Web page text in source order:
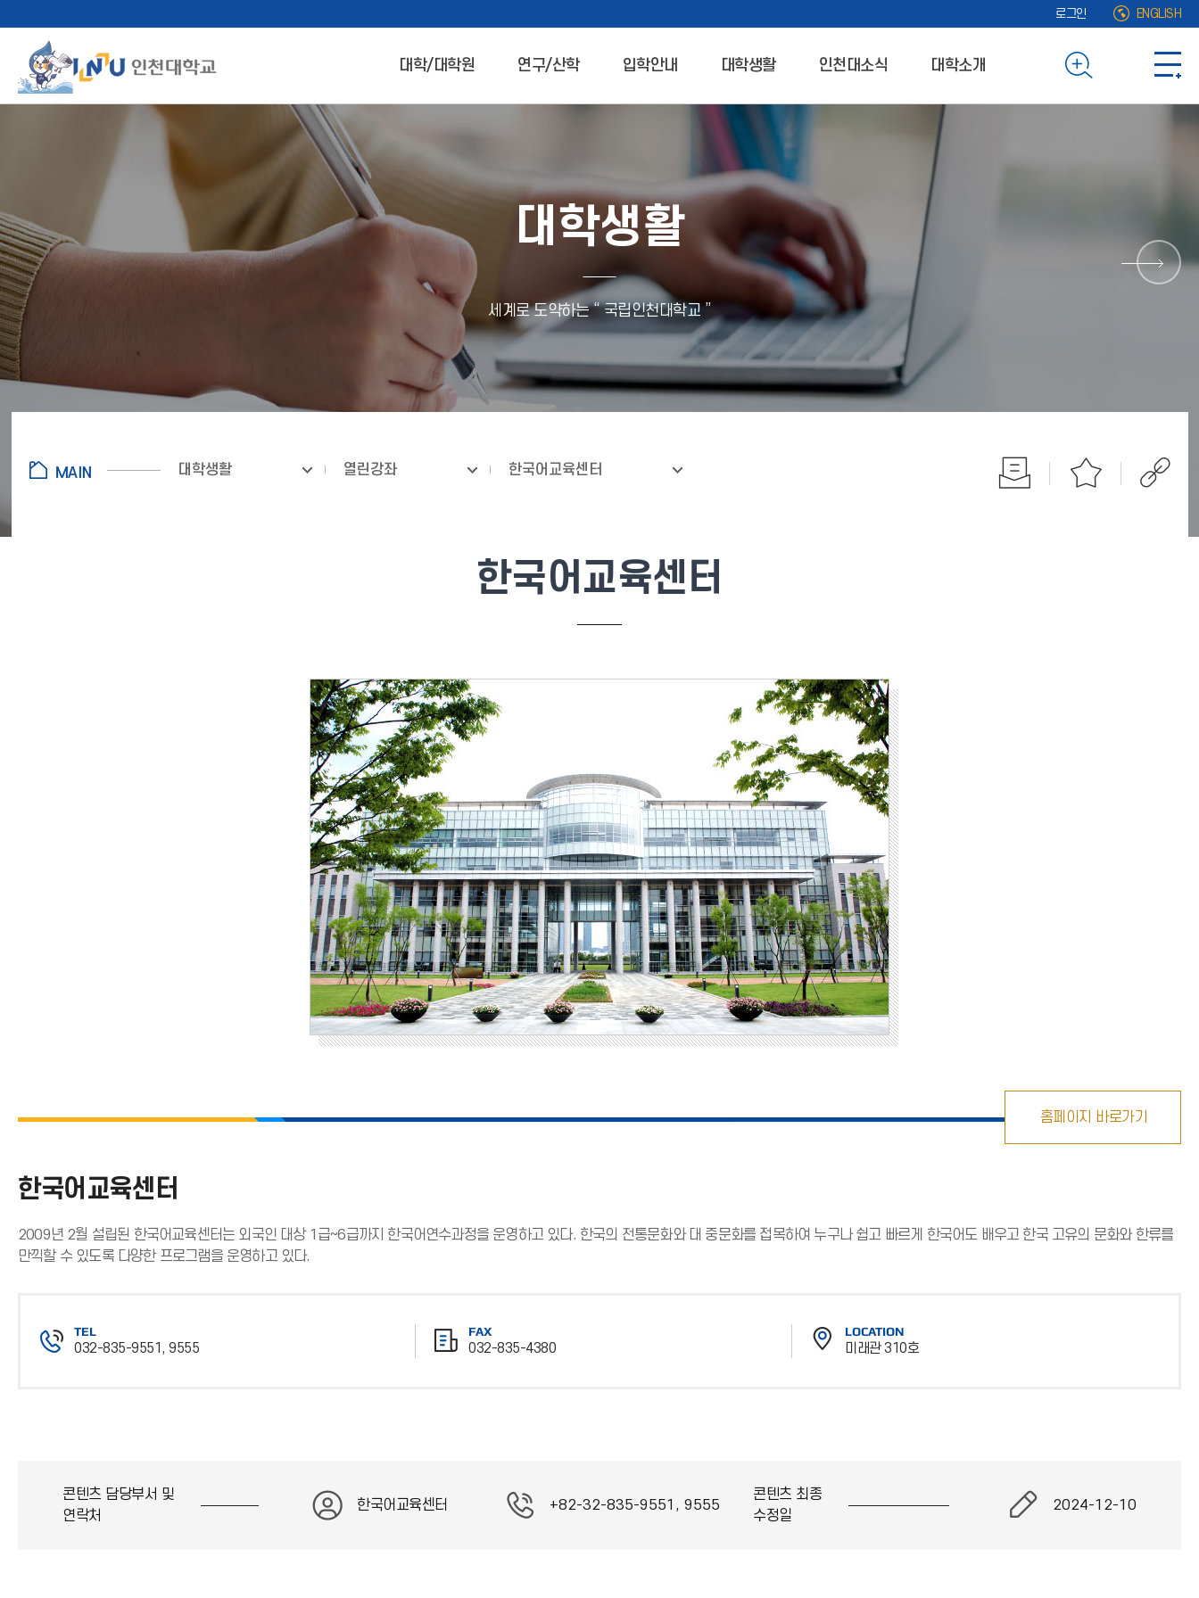
로그인 ENGLISH
대학/대학원 연구/산학 입학안내 대학생활 인천대소식 대학소개
대학생활
세계로 도약하는 “ 국립인천대학교 ”
대학생활 열린강좌 한국어교육센터
한국어교육센터
홈페이지 바로가기
한국어교육센터
2009년 2월 설립된 한국어교육센터는 외국인 대상 1급~6급까지 한국어연수과정을 운영하고 있다. 한국의 전통문화와 대 중문화를 접목하여 누구나 쉽고 빠르게 한국어도 배우고 한국 고유의 문화와 한류를
만끽할 수 있도록 다양한 프로그램을 운영하고 있다.
TEL
032-835-9551, 9555
FAX
032-835-4380
LOCATION
미래관 310호
콘텐츠 담당부서 및
연락처
한국어교육센터 +82-32-835-9551, 9555
콘텐츠 최종
수정일
2024-12-10